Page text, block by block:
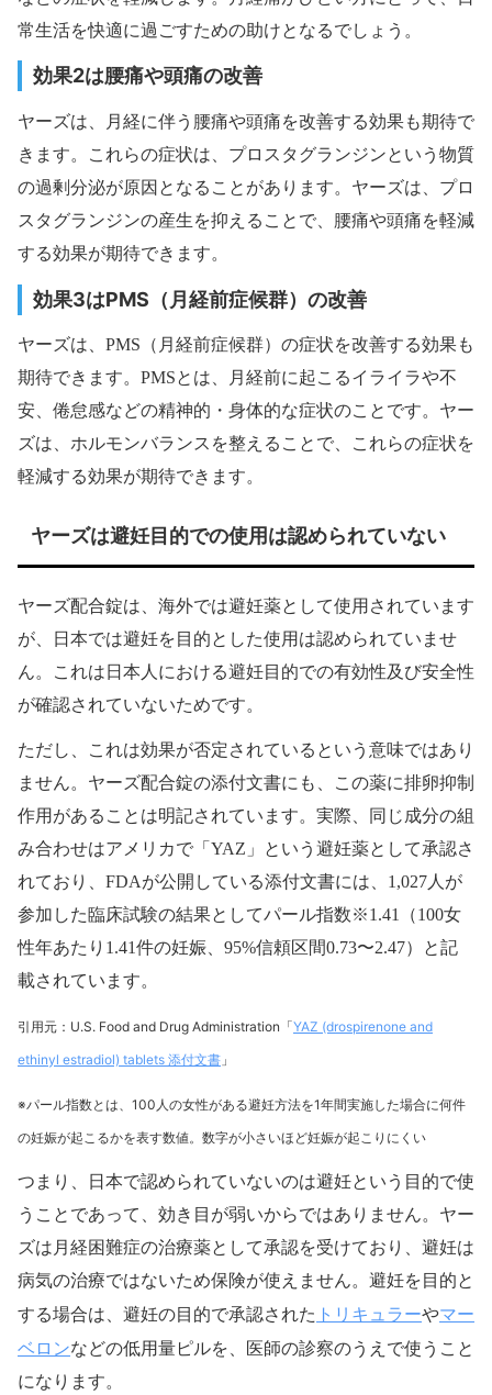
常生活を快適に過ごすための助けとなるでしょう。
効果2は腰痛や頭痛の改善
ヤーズは、月経に伴う腰痛や頭痛を改善する効果も期待で
きます。これらの症状は、プロスタグランジンという物質
の過剰分泌が原因となることがあります。ヤーズは、プロ
スタグランジンの産生を抑えることで、腰痛や頭痛を軽減
する効果が期待できます。
効果3はPMS（月経前症候群）の改善
ヤーズは、PMS（月経前症候群）の症状を改善する効果も
期待できます。PMSとは、月経前に起こるイライラや不
安、倦怠感などの精神的・身体的な症状のことです。ヤー
ズは、ホルモンバランスを整えることで、これらの症状を
軽減する効果が期待できます。
ヤーズは避妊目的での使用は認められていない
ヤーズ配合錠は、海外では避妊薬として使用されています
が、日本では避妊を目的とした使用は認められていませ
ん。これは日本人における避妊目的での有効性及び安全性
が確認されていないためです。
ただし、これは効果が否定されているという意味ではあり
ません。ヤーズ配合錠の添付文書にも、この薬に排卵抑制
作用があることは明記されています。実際、同じ成分の組
み合わせはアメリカで「YAZ」という避妊薬として承認さ
れており、FDAが公開している添付文書には、1,027人が
参加した臨床試験の結果としてパール指数※1.41（100女
性年あたり1.41件の妊娠、95%信頼区間0.73〜2.47）と記
載されています。
引用元：U.S. Food and Drug Administration「YAZ (drospirenone and
ethinyl estradiol) tablets 添付文書 」
※パール指数とは、100人の女性がある避妊方法を1年間実施した場合に何件
の妊娠が起こるかを表す数値。数字が小さいほど妊娠が起こりにくい
つまり、日本で認められていないのは避妊という目的で使
うことであって、効き目が弱いからではありません。ヤー
ズは月経困難症の治療薬として承認を受けており、避妊は
病気の治療ではないため保険が使えません。避妊を目的と
する場合は、避妊の目的で承認された トリキュラーやマー
ベロンなどの低用量ピルを、医師の診察のうえで使うこと
になります。